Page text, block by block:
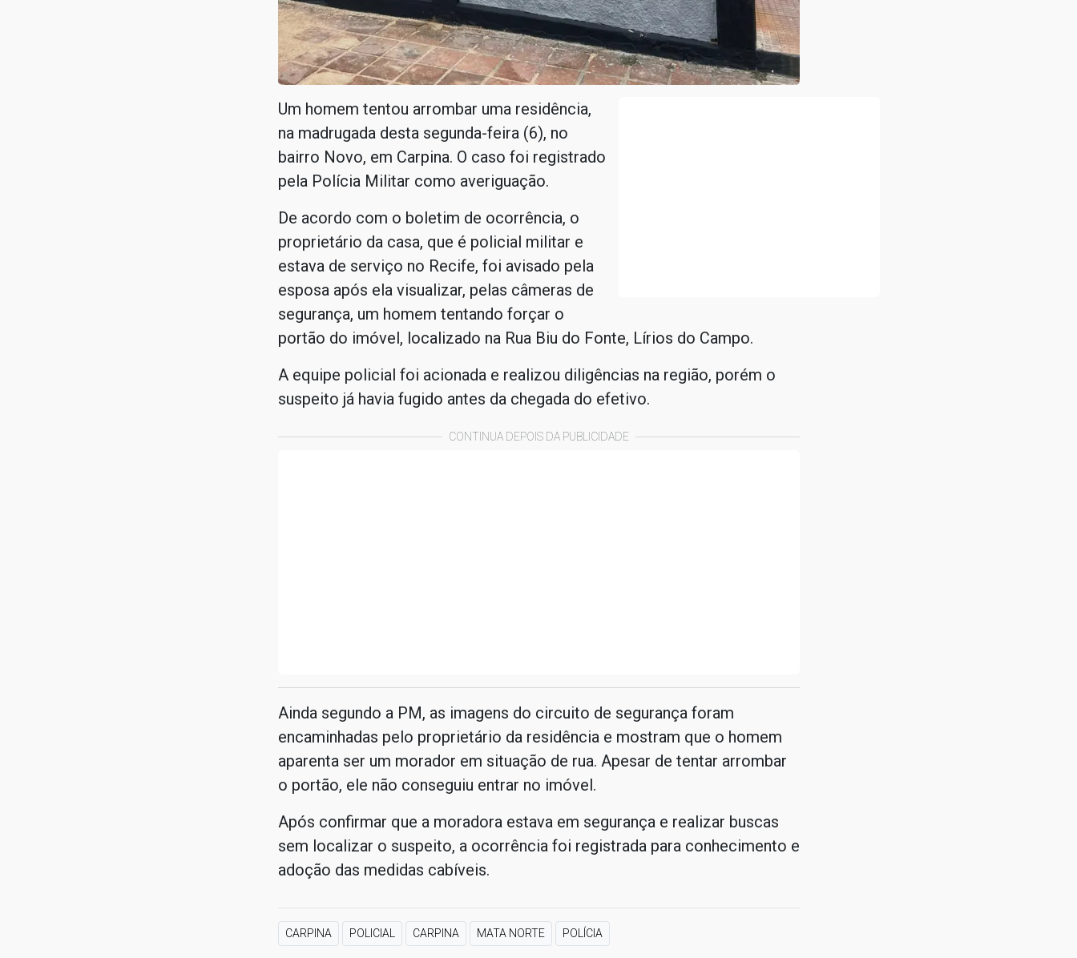
Um homem tentou arrombar uma residência,
na madrugada desta segunda-feira (6), no
bairro Novo, em Carpina. O caso foi registrado
pela Polícia Militar como averiguação.
De acordo com o boletim de ocorrência, o
proprietário da casa, que é policial militar e
estava de serviço no Recife, foi avisado pela
esposa após ela visualizar, pelas câmeras de
segurança, um homem tentando forçar o
portão do imóvel, localizado na Rua Biu do Fonte, Lírios do Campo.
A equipe policial foi acionada e realizou diligências na região, porém o
suspeito já havia fugido antes da chegada do efetivo.
CONTINUA DEPOIS DA PUBLICIDADE
Ainda segundo a PM, as imagens do circuito de segurança foram
encaminhadas pelo proprietário da residência e mostram que o homem
aparenta ser um morador em situação de rua. Apesar de tentar arrombar
o portão, ele não conseguiu entrar no imóvel.
Após confirmar que a moradora estava em segurança e realizar buscas
sem localizar o suspeito, a ocorrência foi registrada para conhecimento e
adoção das medidas cabíveis.
CARPINA POLICIAL CARPINA MATA NORTE POLÍCIA